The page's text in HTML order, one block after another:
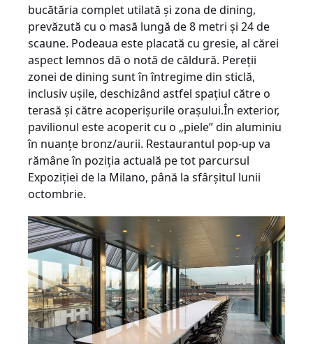
bucătăria complet utilată şi zona de dining,
prevăzută cu o masă lungă de 8 metri şi 24 de
scaune. Podeaua este placată cu gresie, al cărei
aspect lemnos dă o notă de căldură. Pereţii
zonei de dining sunt în întregime din sticlă,
inclusiv uşile, deschizând astfel spaţiul către o
terasă şi către acoperişurile oraşului.În exterior,
pavilionul este acoperit cu o „piele” din aluminiu
în nuanţe bronz/aurii. Restaurantul pop-up va
rămâne în poziţia actuală pe tot parcursul
Expoziţiei de la Milano, până la sfârşitul lunii
octombrie.